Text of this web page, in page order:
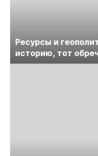
Ресурсы и
историю, тот